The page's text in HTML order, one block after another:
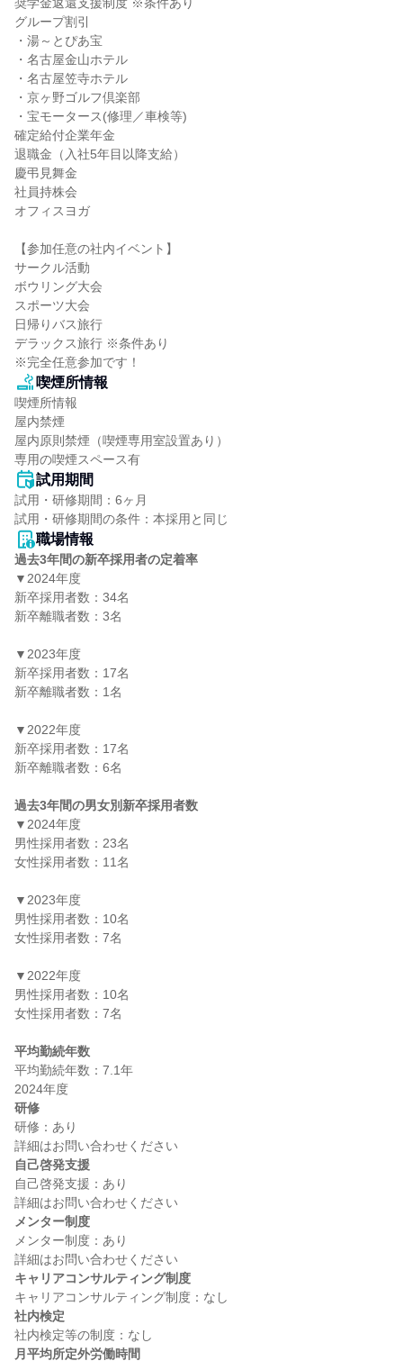
グループ割引
・湯～とぴあ宝
・名古屋金山ホテル
・名古屋笠寺ホテル
・京ヶ野ゴルフ倶楽部
・宝モータース(修理／車検等)
確定給付企業年金
退職金（入社5年目以降支給）
慶弔見舞金
社員持株会
オフィスヨガ
【参加任意の社内イベント】
サークル活動
ボウリング大会
スポーツ大会
日帰りバス旅行
デラックス旅行 ※条件あり
※完全任意参加です！
喫煙所情報
喫煙所情報
屋内禁煙
屋内原則禁煙（喫煙専用室設置あり）
専用の喫煙スペース有
試用期間
試用・研修期間：6ヶ月
職場情報
過去3年間の新卒採用者の定着率
▼2024年度
新卒採用者数：34名
新卒離職者数：3名
▼2023年度
新卒採用者数：17名
新卒離職者数：1名
▼2022年度
新卒採用者数：17名
新卒離職者数：6名
過去3年間の男女別新卒採用者数
▼2024年度
男性採用者数：23名
女性採用者数：11名
▼2023年度
男性採用者数：10名
女性採用者数：7名
▼2022年度
男性採用者数：10名
女性採用者数：7名
平均勤続年数
平均勤続年数：7.1年
研修
研修：あり
自己啓発支援
自己啓発支援：あり
メンター制度
メンター制度：あり
キャリアコンサルティング制度
社内検定
月平均所定外労働時間